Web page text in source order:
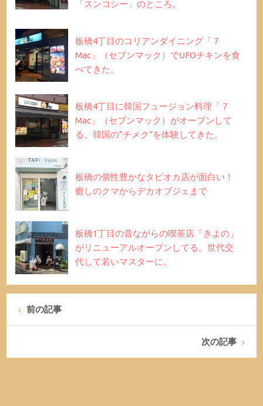
「スンコシー」のところ。
板橋4丁目のコリアンダイニング「７
Mac」（セブンマック）でUFOチキンを食
べてきた。
板橋4丁目に韓国フュージョン料理「７
Mac」（セブンマック）がオープンして
る。韓国の”チメク”を体験してきた。
板橋の個性豊かなタピオカ店が面白い！
癒しのクマからデカオブジェまで
板橋1丁目の昔ながらの喫茶店「きよの」
がリニューアルオープンしてる。世代交
代して若いマスターに。
前の記事
次の記事